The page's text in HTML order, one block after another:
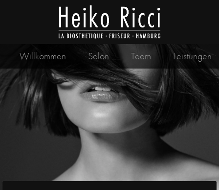
Willkommen Salon Team Leistungen